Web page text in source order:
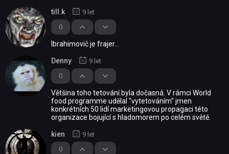
0
till.k 9 let
Ibrahimovič je frajer...
0
Denny 9 let
Většina toho tetování byla dočasná. V rámci World
food programme udělal "vytetováním" jmen
konkrétních 50 lidí marketingovou propagaci této
organizace bojující s hladomorem po celém světě.
0
kien 9 let